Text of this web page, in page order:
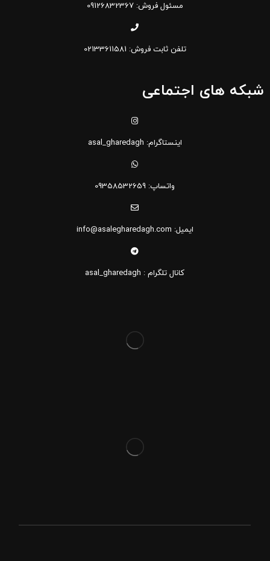
مسئول فروش: 09126832367
تلفن ثابت فروش: 02133611581
شبکه های اجتماعی
اینستاگرام: asal_gharedagh
واتساپ: 09358532659
ایمیل: info@asalegharedagh.com
کانال تلگرام : asal_gharedagh